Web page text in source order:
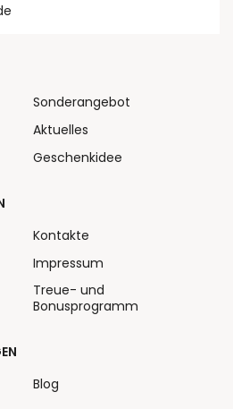
Sonderangebot
Aktuelles
Geschenkidee
Kontakte
Impressum
Treue- und
Bonusprogramm
Blog